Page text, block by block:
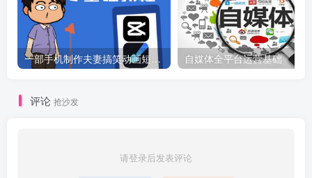
一部手机制作夫妻搞笑动画短视频教程，零基础也能快速上手 自媒体全平台运营基础
评论 抢沙发
请登录后发表评论